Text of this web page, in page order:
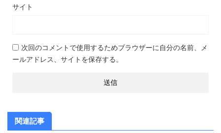
サイト
次回のコメントで使用するためブラウザーに自分の名前、メ
ールアドレス、サイトを保存する。
関連記事